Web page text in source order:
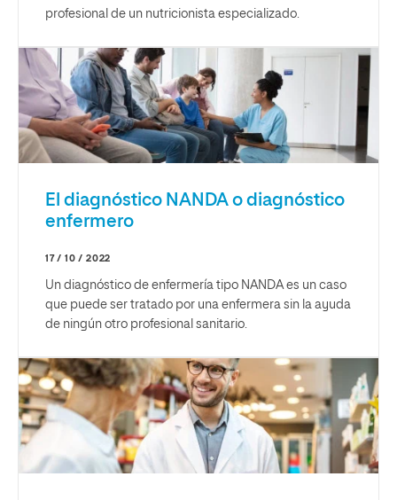
profesional de un nutricionista especializado.
El diagnóstico NANDA o diagnóstico
enfermero
17 / 10 / 2022
Un diagnóstico de enfermería tipo NANDA es un caso
que puede ser tratado por una enfermera sin la ayuda
de ningún otro profesional sanitario.